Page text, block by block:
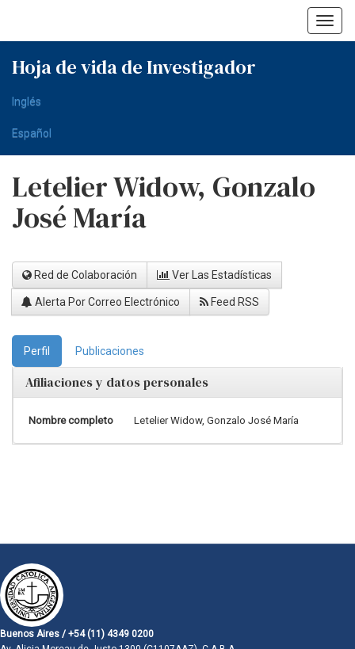
Hoja de vida de Investigador
Inglés
Español
Letelier Widow, Gonzalo
José María
Red de Colaboración Ver Las Estadísticas
Alerta Por Correo Electrónico Feed RSS
Perfil Publicaciones
Afiliaciones y datos personales
Nombre completo Letelier Widow, Gonzalo José María
Buenos Aires / +54 (11) 4349 0200